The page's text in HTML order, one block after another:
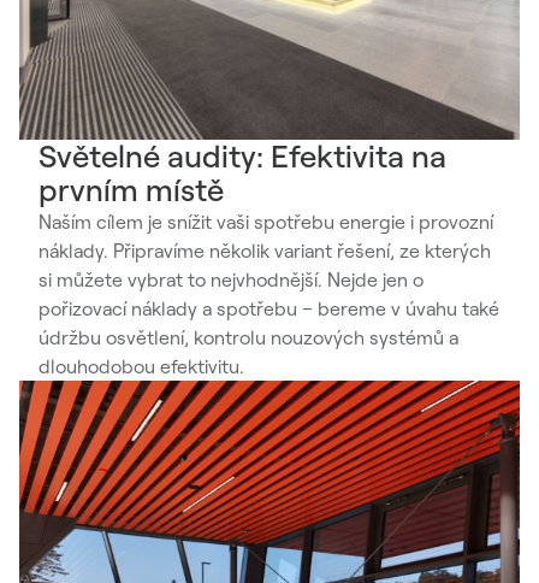
Světelné audity: Efektivita na
prvním místě
Naším cílem je snížit vaši spotřebu energie i provozní
náklady. Připravíme několik variant řešení, ze kterých
si můžete vybrat to nejvhodnější. Nejde jen o
pořizovací náklady a spotřebu – bereme v úvahu také
údržbu osvětlení, kontrolu nouzových systémů a
dlouhodobou efektivitu.